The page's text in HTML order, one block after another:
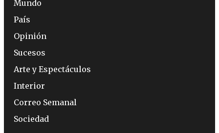
Mundo
País
Opinión
Sucesos
Arte y Espectáculos
Interior
Correo Semanal
Sociedad